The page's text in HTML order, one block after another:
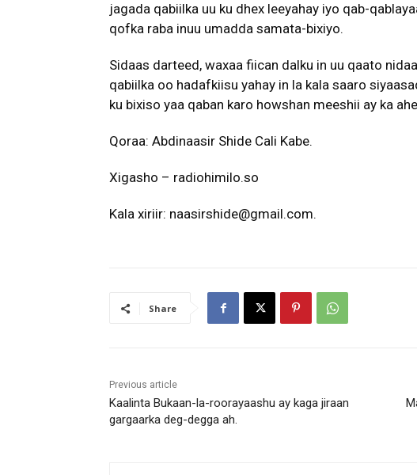
jagada qabiilka uu ku dhex leeyahay iyo qab-
qofka raba inuu umadda samata-bixiyo.
Sidaas darteed, waxaa fiican dalku in uu qaato
qabiilka oo hadafkiisu yahay in la kala saaro
ku bixiso yaa qaban karo howshan meeshii ay ka
Qoraa: Abdinaasir Shide Cali Kabe.
Xigasho – radiohimilo.so
Kala xiriir: naasirshide@gmail.com.
Share
Previous article
Kaalinta Bukaan-la-roorayaashu ay kaga jiraan
gargaarka deg-degga ah.